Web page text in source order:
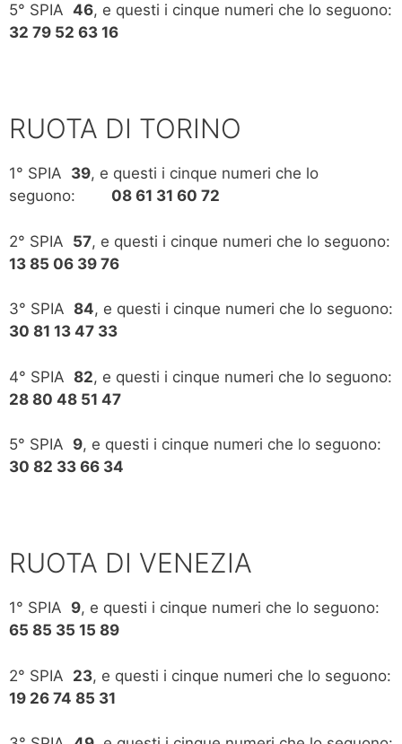
5° SPIA 46, e questi i cinque numeri che lo seguono:
32 79 52 63 16
RUOTA DI TORINO
1° SPIA 39, e questi i cinque numeri che lo
seguono: 08 61 31 60 72
2° SPIA 57, e questi i cinque numeri che lo seguono:
13 85 06 39 76
3° SPIA 84, e questi i cinque numeri che lo seguono:
30 81 13 47 33
4° SPIA 82, e questi i cinque numeri che lo seguono:
28 80 48 51 47
5° SPIA 9, e questi i cinque numeri che lo seguono:
30 82 33 66 34
RUOTA DI VENEZIA
1° SPIA 9, e questi i cinque numeri che lo seguono:
65 85 35 15 89
2° SPIA 23, e questi i cinque numeri che lo seguono:
19 26 74 85 31